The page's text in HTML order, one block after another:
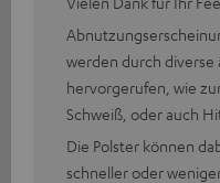
werden durch diverse
hervorgerufen, wie
Schweiß, oder auch
Die Polster können
schneller oder